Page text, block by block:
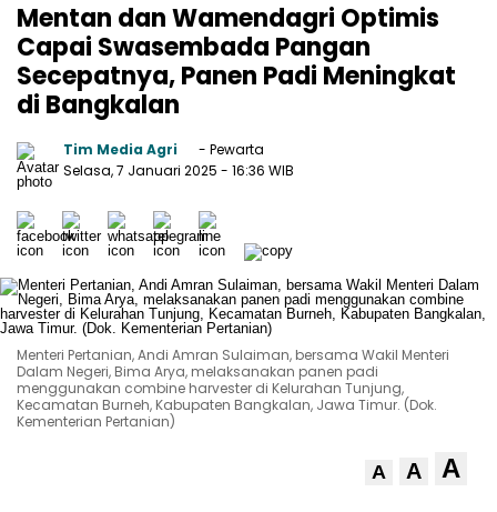
Mentan dan Wamendagri Optimis
Capai Swasembada Pangan
Secepatnya, Panen Padi Meningkat
di Bangkalan
Tim Media Agri
- Pewarta
Selasa, 7 Januari 2025 - 16:36 WIB
Menteri Pertanian, Andi Amran Sulaiman, bersama Wakil Menteri
Dalam Negeri, Bima Arya, melaksanakan panen padi
menggunakan combine harvester di Kelurahan Tunjung,
Kecamatan Burneh, Kabupaten Bangkalan, Jawa Timur. (Dok.
Kementerian Pertanian)
A A A